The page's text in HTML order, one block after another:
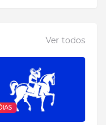
Ver todos